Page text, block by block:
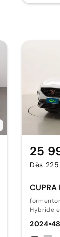
Hybride
2024•
25
Dès